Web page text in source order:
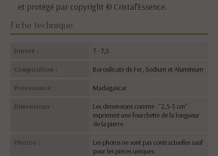
et protégé par copyright © Cristal’Essence.
Fiche technique
Dureté : 7 - 7,5
Composition : Borosilicate de Fer, Sodium et Aluminium
Provenance : Madagascar
Dimensions :
Les dimensions comme : "2,5-3 cm"
expriment une fourchette de la longueur
de la pierre
Photos :
Les photos ne sont pas contractuelles sauf
pour les pièces uniques.